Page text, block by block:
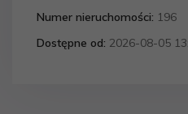
Numer nieruchomości: 196
Dostępne od: 2026-08-05